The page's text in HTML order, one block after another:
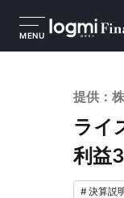
MENU
提供：
ライ
利益
#決算説